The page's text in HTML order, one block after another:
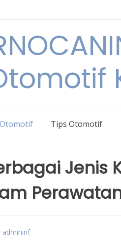
Tips Otomotif
Jenis
admininf